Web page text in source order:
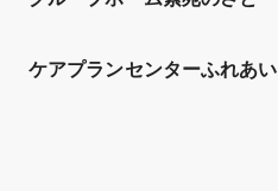
ケアプランセンターふれあい